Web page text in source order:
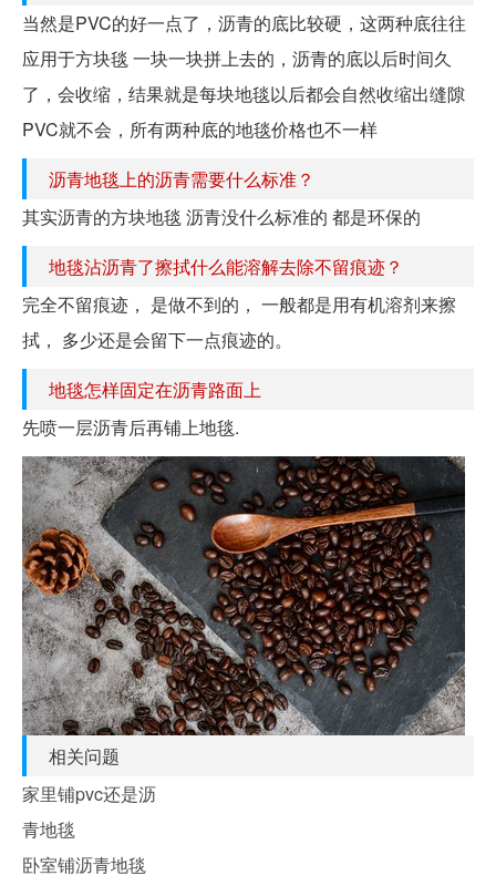
当然是PVC的好一点了，沥青的底比较硬，这两种底往往
应用于方块毯 一块一块拼上去的，沥青的底以后时间久
了，会收缩，结果就是每块地毯以后都会自然收缩出缝隙
PVC就不会，所有两种底的地毯价格也不一样
沥青地毯上的沥青需要什么标准？
其实沥青的方块地毯 沥青没什么标准的 都是环保的
地毯沾沥青了擦拭什么能溶解去除不留痕迹？
完全不留痕迹， 是做不到的， 一般都是用有机溶剂来擦
拭， 多少还是会留下一点痕迹的。
地毯怎样固定在沥青路面上
先喷一层沥青后再铺上地毯.
相关问题
家里铺pvc还是沥
青地毯
卧室铺沥青地毯